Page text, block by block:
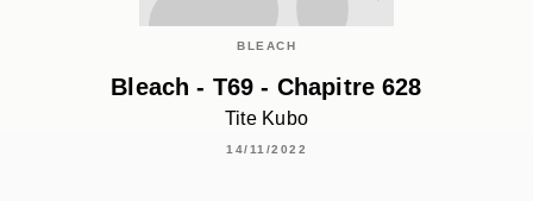
BLEACH
Bleach - T69 - Chapitre 628
Tite Kubo
14/11/2022